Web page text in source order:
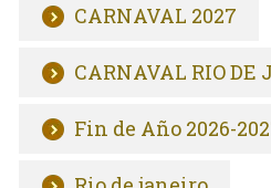
CARNAVAL 2027
CARNAVAL RIO DE
Fin de Año 2026-